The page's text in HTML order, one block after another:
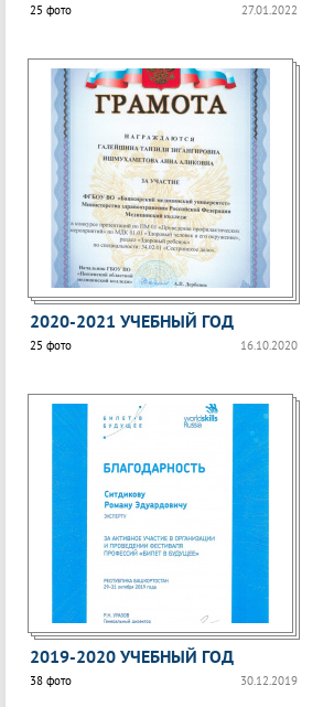
27.01.2022
25 фото
2020-2021 УЧЕБНЫЙ ГОД
16.10.2020
25 фото
2019-2020 УЧЕБНЫЙ ГОД
30.12.2019
38 фото